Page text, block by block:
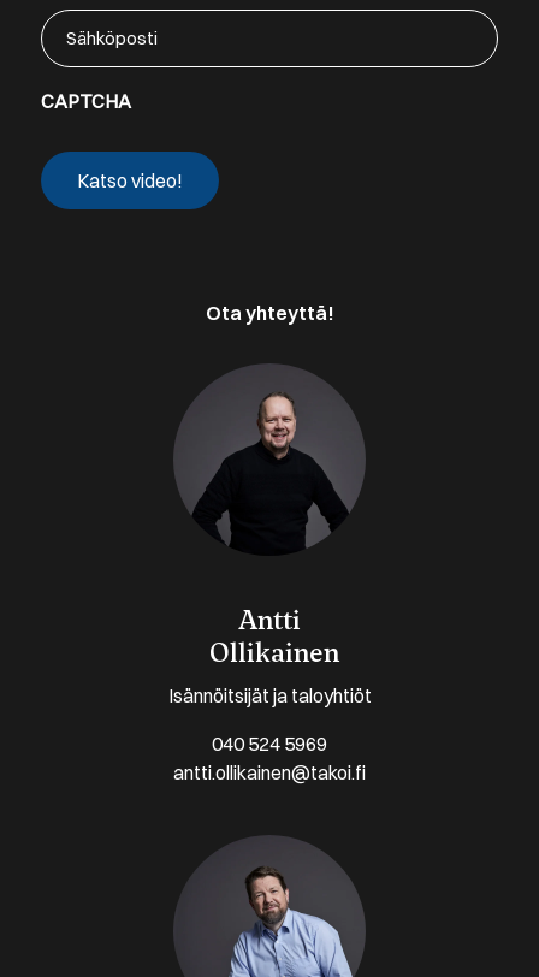
Sähköposti
CAPTCHA
Ota yhteyttä!
Antti
Ollikainen
Isännöitsijät ja taloyhtiöt
040 524 5969
antti.ollikainen@takoi.fi